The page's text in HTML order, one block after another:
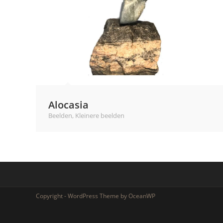
Alocasia
Beelden, Kleinere beelden
Copyright - WordPress Theme by OceanWP